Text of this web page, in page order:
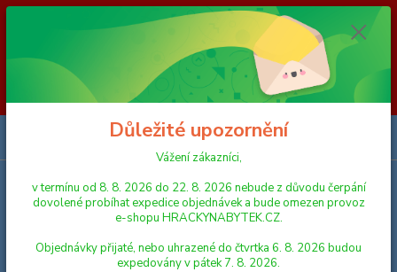
Vážení zákazníci, v termínu od 8. 8. 2026 do 23. 8. 2026 nebude z
důvodu čerpání dovolené probíhat expedice objednávek a bude omezen
provoz e-shopu HRACKYNABYTEK.CZ. Objednávky přijaté, nebo
uhrazené do čtvrtka 6. 8. 2026 budou expedovány v pátek 7. 8. 2026.
Objednávky přijaté, nebo uhrazené od pátku 7. 8. 2026 do neděle 23. 8.
2026 budou postupně expedovány od pondělí 24. 8. 2026. Děkujeme za
pochopení HRACKYNABYTEK.CZ
Menu
Hledat
Důležité upozornění
Vážení zákazníci,
v termínu od 8. 8. 2026 do 22. 8. 2026 nebude z důvodu čerpání
dovolené probíhat expedice objednávek a bude omezen provoz
e-shopu HRACKYNABYTEK.CZ.
Objednávky přijaté, nebo uhrazené do čtvrtka 6. 8. 2026 budou
expedovány v pátek 7. 8. 2026.